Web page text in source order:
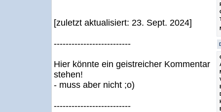
[zuletzt aktualisiert: 23. Sept. 2024]
--------------------------
Hier könnte ein geistreicher Kommentar
stehen!
- muss aber nicht ;o)
--------------------------